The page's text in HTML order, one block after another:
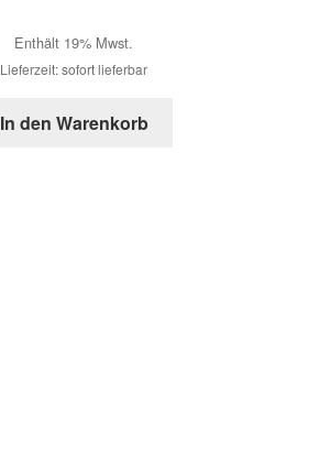
Enthält 19% Mwst.
Lieferzeit: sofort lieferbar
In den Warenkorb